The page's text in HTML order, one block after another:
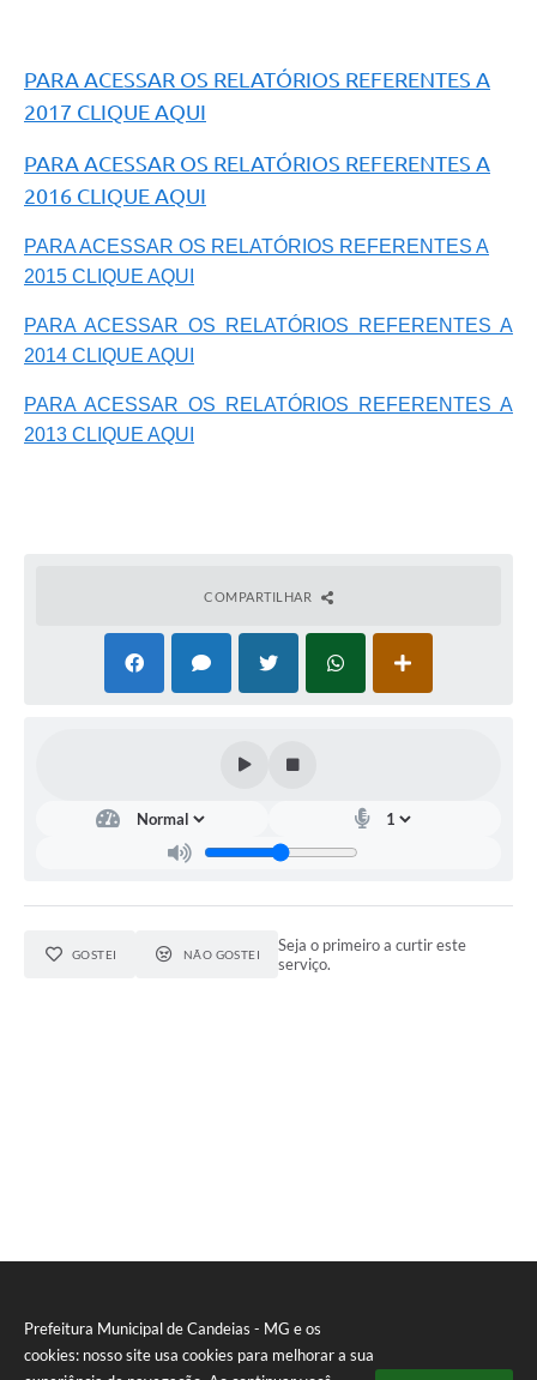
Prefeitura Municipal de Candeias - MG e os
cookies: nosso site usa cookies para melhorar a sua
PARA ACESSAR OS RELATÓRIOS REFERENTES A
2017 CLIQUE AQUI
PARA ACESSAR OS RELATÓRIOS REFERENTES A
2016 CLIQUE AQUI
PARA ACESSAR OS RELATÓRIOS REFERENTES A
2015 CLIQUE AQUI
PARA ACESSAR OS RELATÓRIOS REFERENTES A
2014 CLIQUE AQUI
PARA ACESSAR OS RELATÓRIOS REFERENTES A
2013 CLIQUE AQUI
COMPARTILHAR
GOSTEI NÃO GOSTEI
Seja o primeiro a curtir este
serviço.